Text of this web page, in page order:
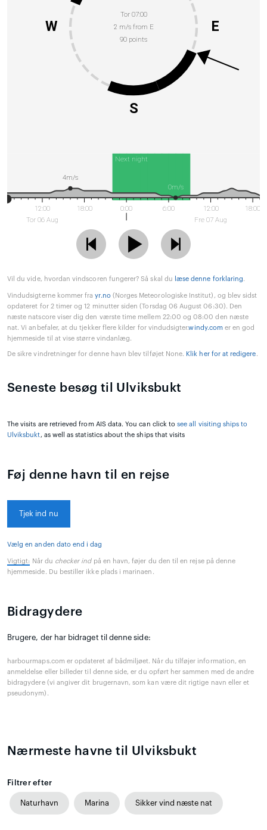
Tor 07:00
2 m/s from E
90 points
E
S
W
Next night
12:00
Tor 06 Aug
18:00 0:00 6:00
12:00
Fre 07 Aug
18:00
4m/s
0m/s
Vil du vide, hvordan vindscoren fungerer? Så skal du læse denne forklaring.
Vindudsigterne kommer frayr.no (Norges Meteorologiske Institut), og blev sidst
opdateret for 2 timer og 12 minutter siden (Torsdag 06 August 06:30). Den
næste natscore viser dig den værste time mellem 22:00 og 08:00 den næste
nat. Vi anbefaler, at du tjekker flere kilder for vindudsigter.windy.comer en god
hjemmeside til at vise større vindanlæg.
De sikre vindretninger for denne havn blev tilføjet None. Klik her for at redigere.
Seneste besøg til Ulviksbukt
The visits are retrieved from AIS data. You can click tosee all visiting ships to
Ulviksbukt, as well as statistics about the ships that visits
Føj denne havn til en rejse
Tjek ind nu
Vælg en anden dato end i dag
Vigtigt: Når du checker indpå en havn, føjer du den til en rejse på denne
hjemmeside. Du bestiller ikke plads i marinaen.
Bidragydere
Brugere, der har bidraget til denne side:
harbourmaps.com er opdateret af bådmiljøet. Når du tilføjer information, en
anmeldelse eller billeder til denne side, er du opført her sammen med de andre
bidragydere (vi angiver dit brugernavn, som kan være dit rigtige navn eller et
pseudonym).
Nærmeste havne til Ulviksbukt
Filtrer efter
Naturhavn Marina Sikker vind næste nat